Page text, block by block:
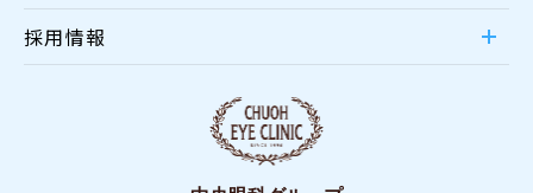
採用情報